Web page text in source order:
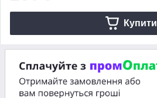
Купити